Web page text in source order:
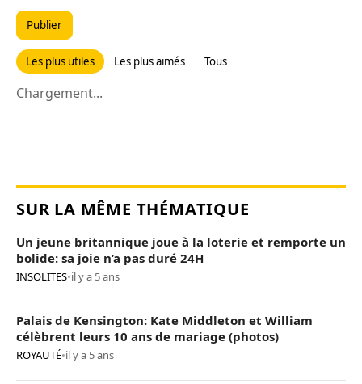
Publier
Les plus utiles Les plus aimés Tous
Chargement...
SUR LA MÊME THÉMATIQUE
Un jeune britannique joue à la loterie et remporte un
bolide: sa joie n’a pas duré 24H
INSOLITES•il y a 5 ans
Palais de Kensington: Kate Middleton et William
célèbrent leurs 10 ans de mariage (photos)
ROYAUTÉ•il y a 5 ans